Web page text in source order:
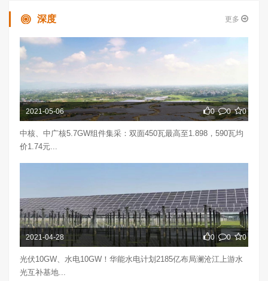
深度 更多
2021-05-06 0 0 0
中核、中广核5.7GW组件集采：双面450瓦最高至1.898，590瓦均
价1.74元...
2021-04-28 0 0 0
光伏10GW、水电10GW！华能水电计划2185亿布局澜沧江上游水
光互补基地...